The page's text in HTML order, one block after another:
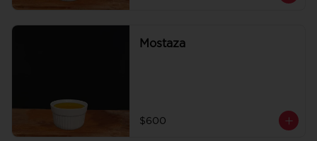
Mostaza
$600